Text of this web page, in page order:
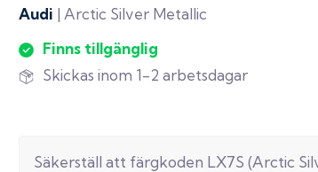
Audi | Arctic Silver Metallic
Finns tillgänglig
Skickas inom 1-2 arbetsdagar
Säkerställ att färgkoden LX7S (Arctic